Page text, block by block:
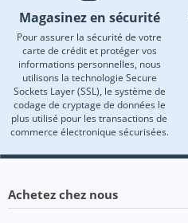
Magasinez en sécurité
Pour assurer la sécurité de votre
carte de crédit et protéger vos
informations personnelles, nous
utilisons la technologie Secure
Sockets Layer (SSL), le système de
codage de cryptage de données le
plus utilisé pour les transactions de
commerce électronique sécurisées.
Achetez chez nous